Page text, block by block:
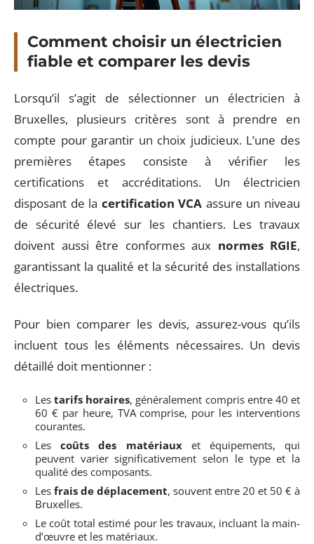
Comment choisir un électricien
fiable et comparer les devis
Lorsqu’il s’agit de sélectionner un électricien à
Bruxelles, plusieurs critères sont à prendre en
compte pour garantir un choix judicieux. L’une des
premières étapes consiste à vérifier les
certifications et accréditations. Un électricien
disposant de la certification VCA assure un niveau
de sécurité élevé sur les chantiers. Les travaux
doivent aussi être conformes aux normes RGIE,
garantissant la qualité et la sécurité des installations
électriques.
Pour bien comparer les devis, assurez-vous qu’ils
incluent tous les éléments nécessaires. Un devis
détaillé doit mentionner :
Lestarifs horaires, généralement compris entre 40 et
60 € par heure, TVA comprise, pour les interventions
courantes.
Lescoûts des matériauxet équipements, qui
peuvent varier significativement selon le type et la
qualité des composants.
Les frais de déplacement, souvent entre 20 et 50 € à
Bruxelles.
Le coût total estimé pour les travaux, incluant la main-
d’œuvre et les matériaux.